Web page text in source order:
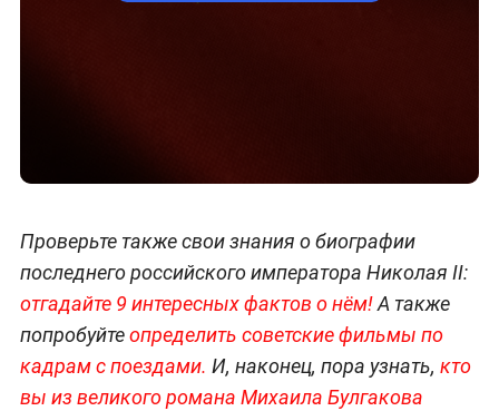
Проверьте также свои знания о биографии
последнего российского императора Николая II:
отгадайте 9 интересных фактов о нём!А также
попробуйтеопределить советские фильмы по
кадрам с поездами. И, наконец, пора узнать, кто
вы из великого романа Михаила Булгакова